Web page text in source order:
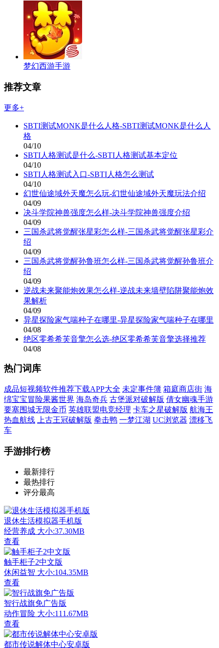
梦幻西游手游
推荐文章
更多+
SBTI测试MONK是什么人格-SBTI测试MONK是什么人
格
04/10
SBTI人格测试是什么-SBTI人格测试基本定位
04/10
SBTI人格测试入口-SBTI人格怎么测试
04/10
幻世仙途域外天魔怎么玩-幻世仙途域外天魔玩法介绍
04/09
决斗学院神兽强度怎么样-决斗学院神兽强度介绍
04/09
三国杀武将觉醒张星彩怎么样-三国杀武将觉醒张星彩介
绍
04/09
三国杀武将觉醒孙鲁班怎么样-三国杀武将觉醒孙鲁班介
绍
04/09
逆战未来聚能炮效果怎么样-逆战未来墙壁陷阱聚能炮效
果解析
04/09
异星探险家气喘种子在哪里-异星探险家气喘种子在哪里
04/08
绝区零希希芙音擎怎么选-绝区零希希芙音擎选择推荐
04/08
热门词库
成品短视频软件推荐下载APP大全 未定事件簿 箱庭商店街 海
绵宝宝冒险果酱世界 海岛奇兵 古堡派对破解版 倩女幽魂手游
要塞围城无限金币 英雄联盟电竞经理 卡车之星破解版 航海王
热血航线
上古王冠破解版 拳击鸭 一梦江湖 UC浏览器 漂移飞
车
手游排行榜
最新排行
最热排行
评分最高
退休生活模拟器手机版
经营养成 大小:37.30MB
查看
触手柜子2中文版
休闲益智 大小:104.35MB
查看
智行战旗免广告版
动作冒险 大小:111.67MB
查看
都市传说解体中心安卓版